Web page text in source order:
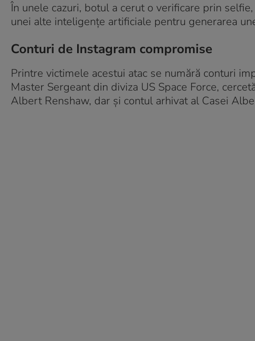
În unele cazuri, botul a cerut o verificare prin
unei alte inteligențe artificiale pentru generarea
Conturi de Instagram compromise
Printre victimele acestui atac se numără conturi
Master Sergeant din diviza US Space Force,
Albert Renshaw, dar și contul arhivat al Casei